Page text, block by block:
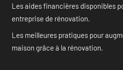
Les aides financières disponibles
entreprise de rénovation.
Les meilleures pratiques pour
maison grâce à la rénovation.